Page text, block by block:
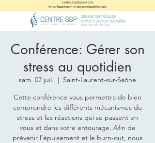
Conférence: Gérer son
stress au quotidien
sam. 02 juil.
  |
Saint-Laurent-sur-Saône
Cette conférence vous permettra de bien
comprendre les différents mécanismes du
stress et les réactions qui se passent en
vous et dans votre entourage. Afin de
prévenir l’épuisement et le burn-out, nous